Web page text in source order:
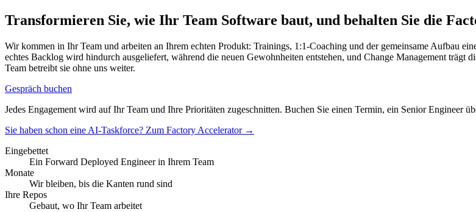
Transformieren Sie, wie Ihr Team Software baut, und behalten Sie die
Wir kommen in Ihr Team und arbeiten an Ihrem echten Produkt: Trainings, 1:1-Coaching und der gemeinsame Aufbau
echtes Backlog wird hindurch ausgeliefert, während die neuen Gewohnheiten entstehen, und Change Management
Team betreibt sie ohne uns weiter.
Gespräch buchen
Jedes Engagement wird auf Ihr Team und Ihre Prioritäten zugeschnitten. Buchen Sie einen Termin, ein Senior Engineer
Sie haben schon eine AI-Taskforce? Zum Factory Accelerator →
Eingebettet
Ein Forward Deployed Engineer in Ihrem Team
Monate
Wir bleiben, bis die Kanten rund sind
Ihre Repos
Gebaut, wo Ihr Team arbeitet